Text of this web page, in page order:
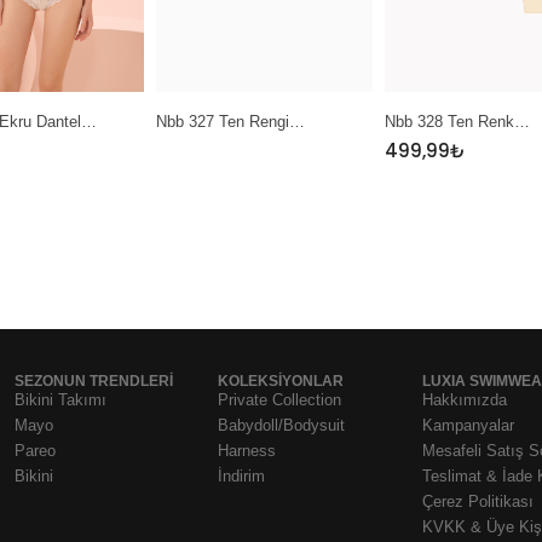
Dantel… Nbb 327 Ten Rengi… Nbb 328 Ten Renk…
499,99₺
SEZONUN TRENDLERI
Bikini Takımı
Mayo
Pareo
Bikini
KOLEKSIYONLAR
Private Collection
Babydoll/Bodysuit
Harness
İndirim
LUXIA
Hakkımızda
Kampanyalar
Mesafeli Satış
Teslimat & İade
Çerez Politikası
KVKK & Üye